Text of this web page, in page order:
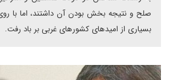
صلح و نتیجه بخش بودن آن داشتند، اما با
بسیاری از امیدهای کشورهای غربی بر باد رفت.